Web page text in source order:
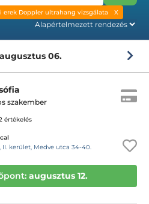
erek Doppler ultrahang vizsgálata
augusztus 06.
szakember
értékelés
II. kerület, Medve utca 34-40.
augusztus 12.